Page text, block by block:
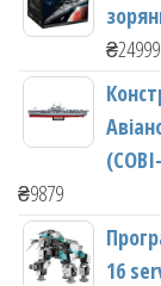
₴24999
₴9879
16